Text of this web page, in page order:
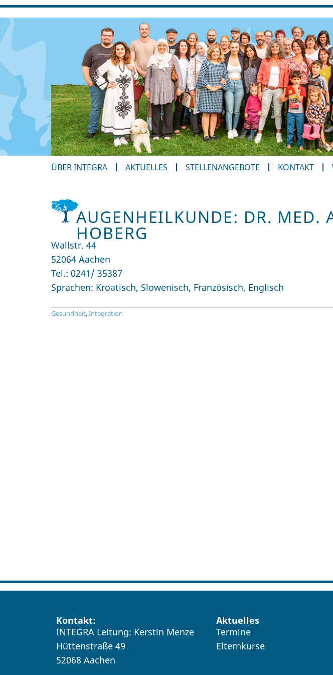
ÜBER INTEGRA AKTUELLES STELLENANGEBOTE KONTAKT
AUGENHEILKUNDE: DR. MED.
HOBERG
Wallstr. 44
52064 Aachen
Tel.: 0241/ 35387
Sprachen: Kroatisch, Slowenisch, Französisch, Englisch
Gesundheit,Integration
Kontakt:
INTEGRA Leitung: Kerstin Menze
Hüttenstraße 49
52068 Aachen
Aktuelles
Termine
Elternkurse